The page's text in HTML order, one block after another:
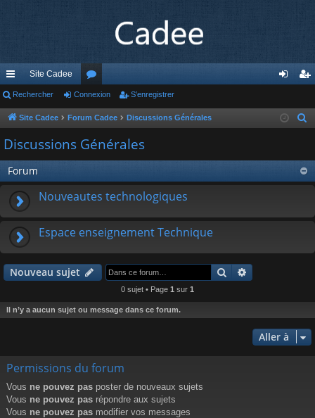
cc
ès
ra
pi
de
Site Cadee
or
u
m
s
ne
on
nr
ist
re
Rechercher Connexion S’enregistrer
Site Cadee Forum Cadee Discussions Générales
Discussions Générales
Forum
Nouveautes technologiques
Espace enseignement Technique
Nouveau sujet Rechercher
0 sujet • Page 1 sur 1
Il n’y a aucun sujet ou message dans ce forum.
Aller à
Permissions du forum
Vous ne pouvez pas poster de nouveaux sujets
Vous ne pouvez pas répondre aux sujets
Vous ne pouvez pas modifier vos messages